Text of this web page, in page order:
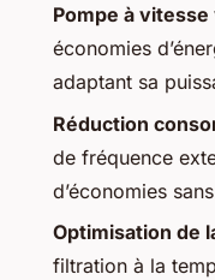
Pompe à vitesse
économies
adaptant sa
Réduction
de fréquence
d’économies
Optimisation de
filtration à la